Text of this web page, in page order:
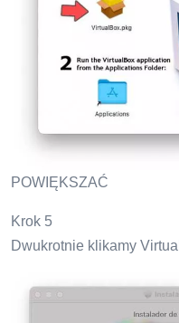
POWIĘKSZAĆ
Krok 5
Dwukrotnie klikamy